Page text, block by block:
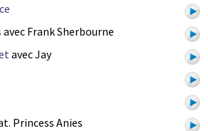
avec Frank Sherbourne
avec Jay
Princess Anies